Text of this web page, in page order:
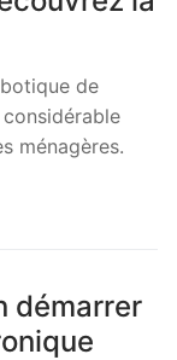
de
ménagères.
démarrer